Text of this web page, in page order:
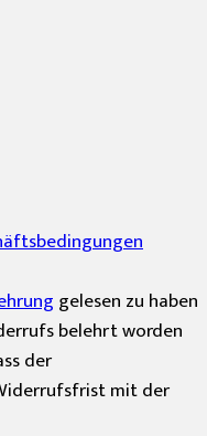
gelesen zu haben
belehrt worden
der
mit der